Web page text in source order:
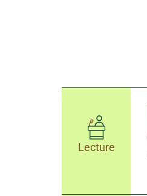
Lecture